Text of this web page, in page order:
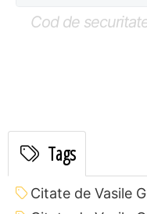
Cod de
Tags
Citate de Vasile